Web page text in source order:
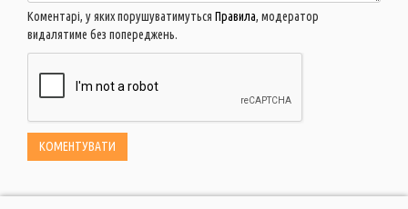
Коментарі, у яких порушуватимуться Правила, модератор
видалятиме без попереджень.